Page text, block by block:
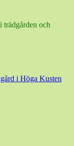
och
i Höga Kusten